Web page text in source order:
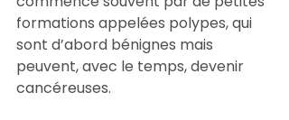
formations appelées polypes, qui
sont d’abord bénignes mais
peuvent, avec le temps, devenir
cancéreuses.